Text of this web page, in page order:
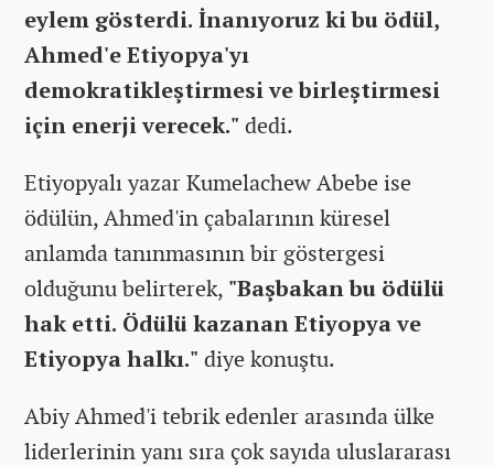
eylem gösterdi. İnanıyoruz ki bu ödül,
Ahmed'e Etiyopya'yı
demokratikleştirmesi ve birleştirmesi
için enerji verecek." dedi.
Etiyopyalı yazar Kumelachew Abebe ise
ödülün, Ahmed'in çabalarının küresel
anlamda tanınmasının bir göstergesi
olduğunu belirterek, "Başbakan bu ödülü
hak etti. Ödülü kazanan Etiyopya ve
Etiyopya halkı." diye konuştu.
Abiy Ahmed'i tebrik edenler arasında ülke
liderlerinin yanı sıra çok sayıda uluslararası